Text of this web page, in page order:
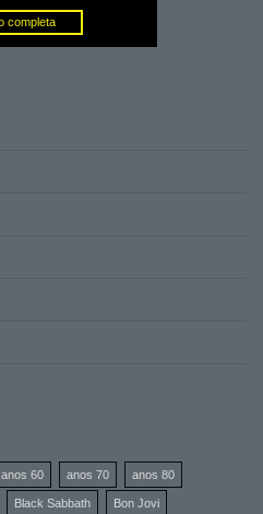
anos 60 anos 70 anos 80
Black Sabbath Bon Jovi